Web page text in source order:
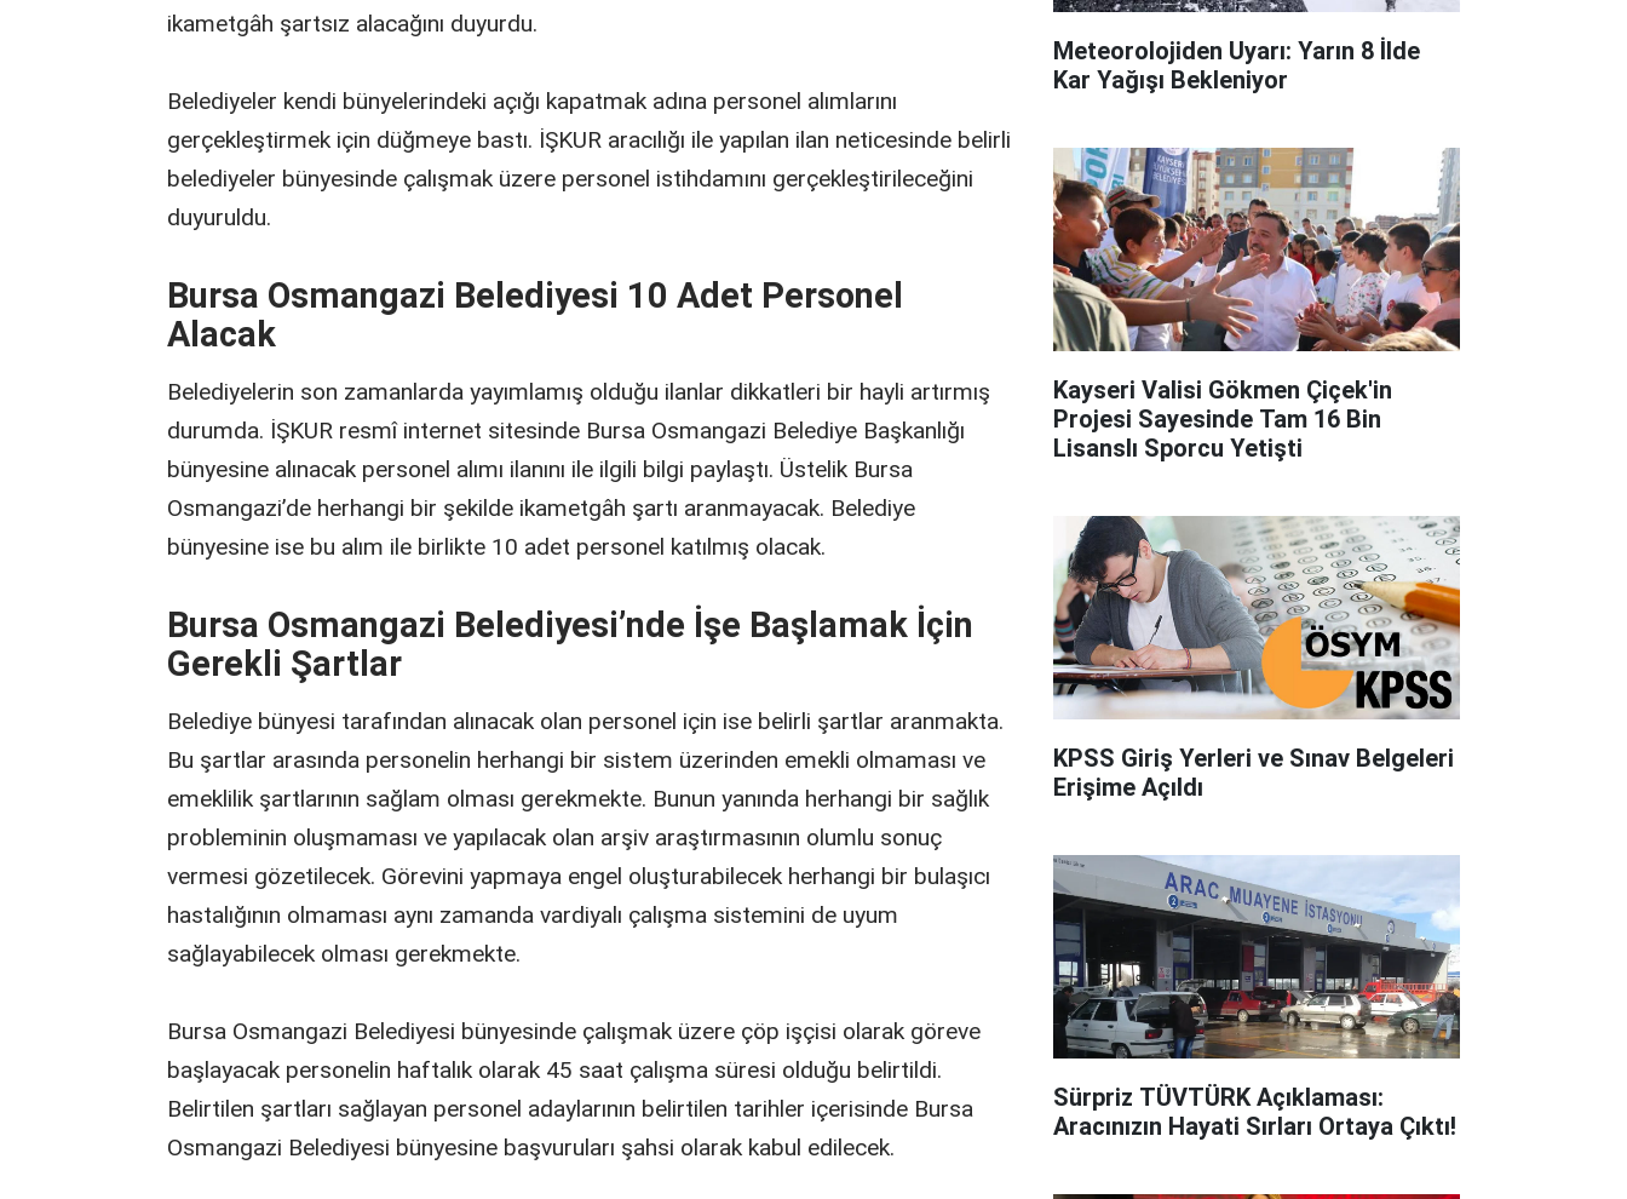
ikametgâh şartsız alacağını duyurdu.
Belediyeler kendi bünyelerindeki açığı kapatmak adına personel alımlarını
gerçekleştirmek için düğmeye bastı. İŞKUR aracılığı ile yapılan ilan neticesinde belirli
belediyeler bünyesinde çalışmak üzere personel istihdamını gerçekleştirileceğini
duyuruldu.
Bursa Osmangazi Belediyesi 10 Adet Personel
Alacak
Belediyelerin son zamanlarda yayımlamış olduğu ilanlar dikkatleri bir hayli artırmış
durumda. İŞKUR resmî internet sitesinde Bursa Osmangazi Belediye Başkanlığı
bünyesine alınacak personel alımı ilanını ile ilgili bilgi paylaştı. Üstelik Bursa
Osmangazi’de herhangi bir şekilde ikametgâh şartı aranmayacak. Belediye
bünyesine ise bu alım ile birlikte 10 adet personel katılmış olacak.
Bursa Osmangazi Belediyesi’nde İşe Başlamak İçin
Gerekli Şartlar
Belediye bünyesi tarafından alınacak olan personel için ise belirli şartlar aranmakta.
Bu şartlar arasında personelin herhangi bir sistem üzerinden emekli olmaması ve
emeklilik şartlarının sağlam olması gerekmekte. Bunun yanında herhangi bir sağlık
probleminin oluşmaması ve yapılacak olan arşiv araştırmasının olumlu sonuç
vermesi gözetilecek. Görevini yapmaya engel oluşturabilecek herhangi bir bulaşıcı
hastalığının olmaması aynı zamanda vardiyalı çalışma sistemini de uyum
sağlayabilecek olması gerekmekte.
Bursa Osmangazi Belediyesi bünyesinde çalışmak üzere çöp işçisi olarak göreve
başlayacak personelin haftalık olarak 45 saat çalışma süresi olduğu belirtildi.
Belirtilen şartları sağlayan personel adaylarının belirtilen tarihler içerisinde Bursa
Osmangazi Belediyesi bünyesine başvuruları şahsi olarak kabul edilecek.
Meteorolojiden Uyarı: Yarın 8 İlde
Kar Yağışı Bekleniyor
Kayseri Valisi Gökmen Çiçek'in
Projesi Sayesinde Tam 16 Bin
Lisanslı Sporcu Yetişti
KPSS Giriş Yerleri ve Sınav Belgeleri
Erişime Açıldı
Sürpriz TÜVTÜRK Açıklaması:
Aracınızın Hayati Sırları Ortaya Çıktı!